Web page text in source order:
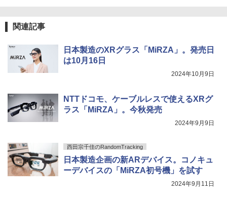
関連記事
日本製造のXRグラス「MiRZA」。発売日
は10月16日
2024年10月9日
NTTドコモ、ケーブルレスで使えるXRグ
ラス「MiRZA」。今秋発売
2024年9月9日
西田宗千佳のRandomTracking
日本製造企画の新ARデバイス。コノキュ
ーデバイスの「MiRZA初号機」を試す
2024年9月11日